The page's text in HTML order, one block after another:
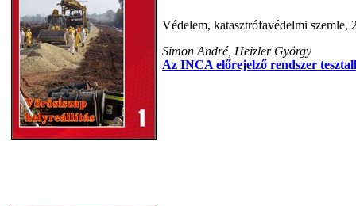
Védelem, katasztrófavédelmi
Simon André, Heizler György
Az INCA előrejelző rendszer